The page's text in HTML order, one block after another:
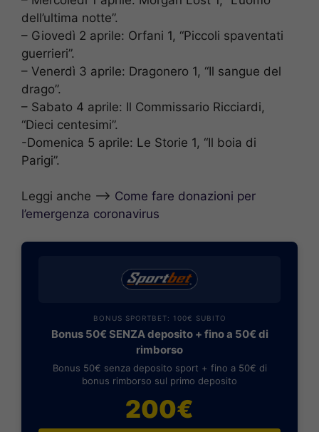
dell’ultima notte”.
– Giovedì 2 aprile: Orfani 1, “Piccoli spaventati
guerrieri”.
– Venerdì 3 aprile: Dragonero 1, “Il sangue del
drago”.
– Sabato 4 aprile: Il Commissario Ricciardi,
“Dieci centesimi”.
-Domenica 5 aprile: Le Storie 1, “Il boia di
Parigi”.
Leggi anche —> Come fare donazioni per
l’emergenza coronavirus
BONUS SPORTBET: 100€ SUBITO
Bonus 50€ SENZA deposito + fino a 50€ di
rimborso
Bonus 50€ senza deposito sport + fino a 50€ di
bonus rimborso sul primo deposito
200€